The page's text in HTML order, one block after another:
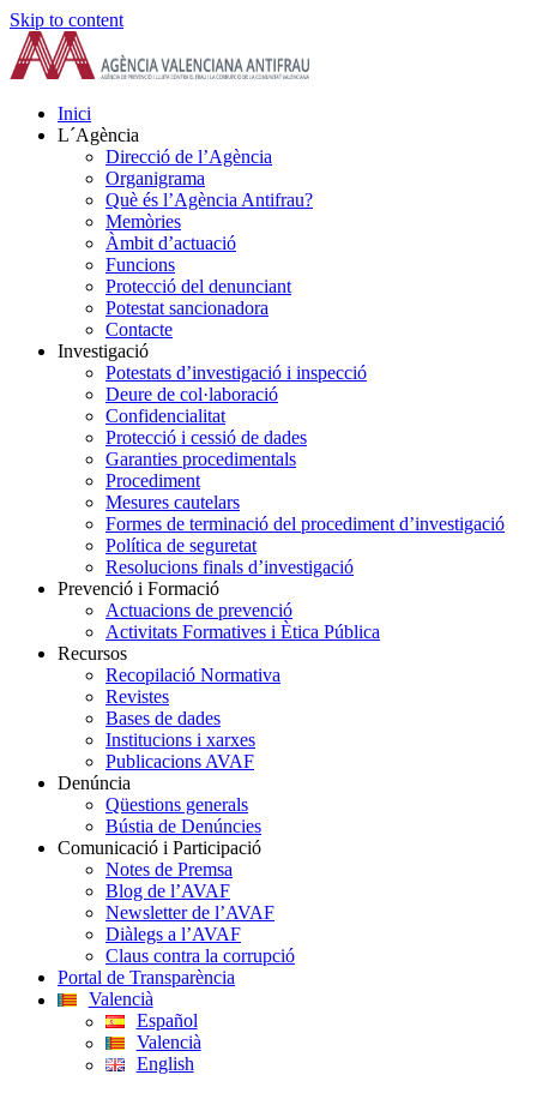
Skip to content
Inici
L´Agència
Direcció de l’Agència
Organigrama
Què és l’Agència Antifrau?
Memòries
Àmbit d’actuació
Funcions
Protecció del denunciant
Potestat sancionadora
Contacte
Investigació
Potestats d’investigació i inspecció
Deure de col·laboració
Confidencialitat
Protecció i cessió de dades
Garanties procedimentals
Procediment
Mesures cautelars
Formes de terminació del procediment d’investigació
Política de seguretat
Resolucions finals d’investigació
Prevenció i Formació
Actuacions de prevenció
Activitats Formatives i Ètica Pública
Recursos
Recopilació Normativa
Revistes
Bases de dades
Institucions i xarxes
Publicacions AVAF
Denúncia
Qüestions generals
Bústia de Denúncies
Comunicació i Participació
Notes de Premsa
Blog de l’AVAF
Newsletter de l’AVAF
Diàlegs a l’AVAF
Claus contra la corrupció
Portal de Transparència
Valencià
Español
Valencià
English